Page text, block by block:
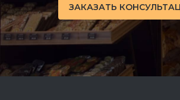
ЗАКАЗАТЬ